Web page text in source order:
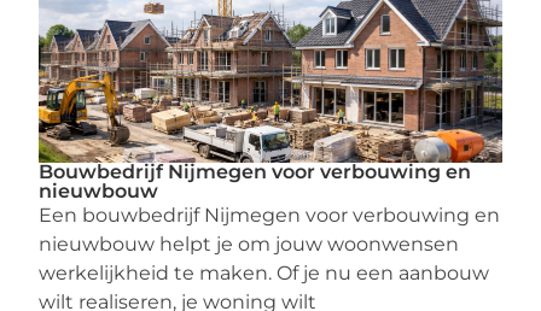
Bouwbedrijf Nijmegen voor verbouwing en
nieuwbouw
Een bouwbedrijf Nijmegen voor verbouwing en
nieuwbouw helpt je om jouw woonwensen
werkelijkheid te maken. Of je nu een aanbouw
wilt realiseren, je woning wilt